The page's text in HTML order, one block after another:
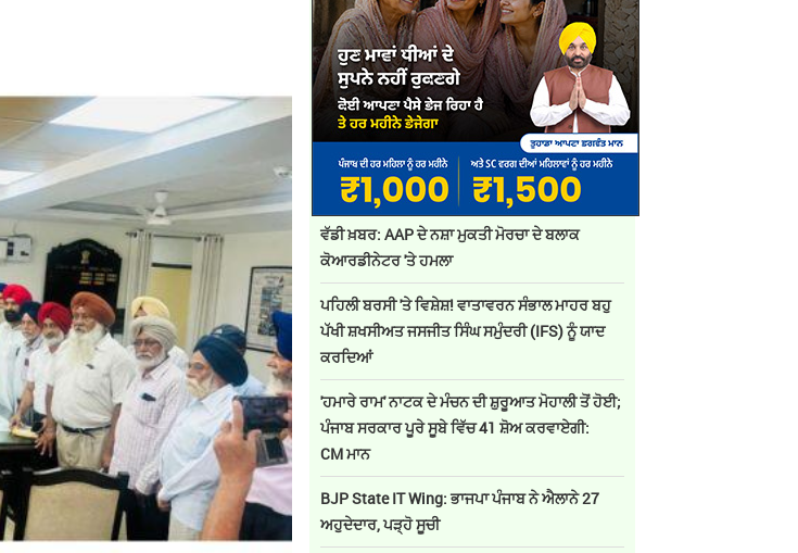
ਵੱਡੀ ਖ਼ਬਰ: AAP ਦੇ ਨਸ਼ਾ ਮੁਕਤੀ ਮੋਰਚਾ ਦੇ ਬਲਾਕ
ਕੋਆਰਡੀਨੇਟਰ 'ਤੇ ਹਮਲਾ
ਪਹਿਲੀ ਬਰਸੀ 'ਤੇ ਵਿਸ਼ੇਸ਼! ਵਾਤਾਵਰਨ ਸੰਭਾਲ ਮਾਹਰ ਬਹੁ
ਪੱਖੀ ਸ਼ਖਸੀਅਤ ਜਸਜੀਤ ਸਿੰਘ ਸਮੁੰਦਰੀ (IFS) ਨੂੰ ਯਾਦ
ਕਰਦਿਆਂ
'ਹਮਾਰੇ ਰਾਮ' ਨਾਟਕ ਦੇ ਮੰਚਨ ਦੀ ਸ਼ੁਰੂਆਤ ਮੋਹਾਲੀ ਤੋਂ ਹੋਈ;
ਪੰਜਾਬ ਸਰਕਾਰ ਪੂਰੇ ਸੂਬੇ ਵਿੱਚ 41 ਸ਼ੋਅ ਕਰਵਾਏਗੀ:
CM ਮਾਨ
BJP State IT Wing: ਭਾਜਪਾ ਪੰਜਾਬ ਨੇ ਐਲਾਨੇ 27
ਅਹੁਦੇਦਾਰ, ਪੜ੍ਹੋ ਸੂਚੀ